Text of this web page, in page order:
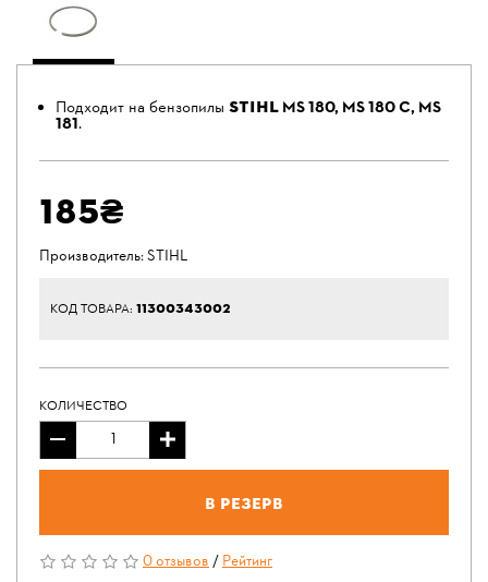
Подходит на бензопилы STIHL MS 180, MS 180 C, MS
181.
185₴
Производитель:STIHL
КОД ТОВАРА: 11300343002
КОЛИЧЕСТВО
В резерв
0 отзывов/Рейтинг